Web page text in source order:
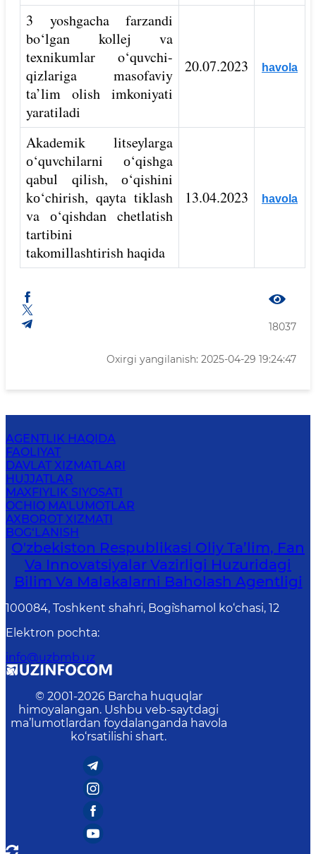
3 yoshgacha farzandi
bo‘lgan kollej va
texnikumlar o‘quvchi-
qizlariga masofaviy
ta’lim olish imkoniyati
yaratiladi
20.07.2023 havola
Akademik litseylarga
о‘quvchilarni о‘qishga
qabul qilish, о‘qishini
kо‘chirish, qayta tiklash
va о‘qishdan chetlatish
tartibini
takomillashtirish haqida
13.04.2023 havola
18037
Oxirgi yangilanish: 2025-04-29 19:24:47
AGENTLIK HAQIDA
FAOLIYAT
DAVLAT XIZMATLARI
HUJJATLAR
MAXFIYLIK SIYOSATI
OCHIQ MA'LUMOTLAR
AXBOROT XIZMATI
BOG‘LANISH
O'zbekiston Respublikasi Oliy Ta’lim, Fan
Va Innovatsiyalar Vazirligi Huzuridagi
Bilim Va Malakalarni Baholash Agentligi
100084, Toshkent shahri, Bog`ishamol ko‘chasi, 12
Elektron pochta:
info@uzbmb.uz
© 2001-2026 Barcha huquqlar
himoyalangan. Ushbu veb-saytdagi
ma’lumotlardan foydalanganda havola
ko‘rsatilishi shart.